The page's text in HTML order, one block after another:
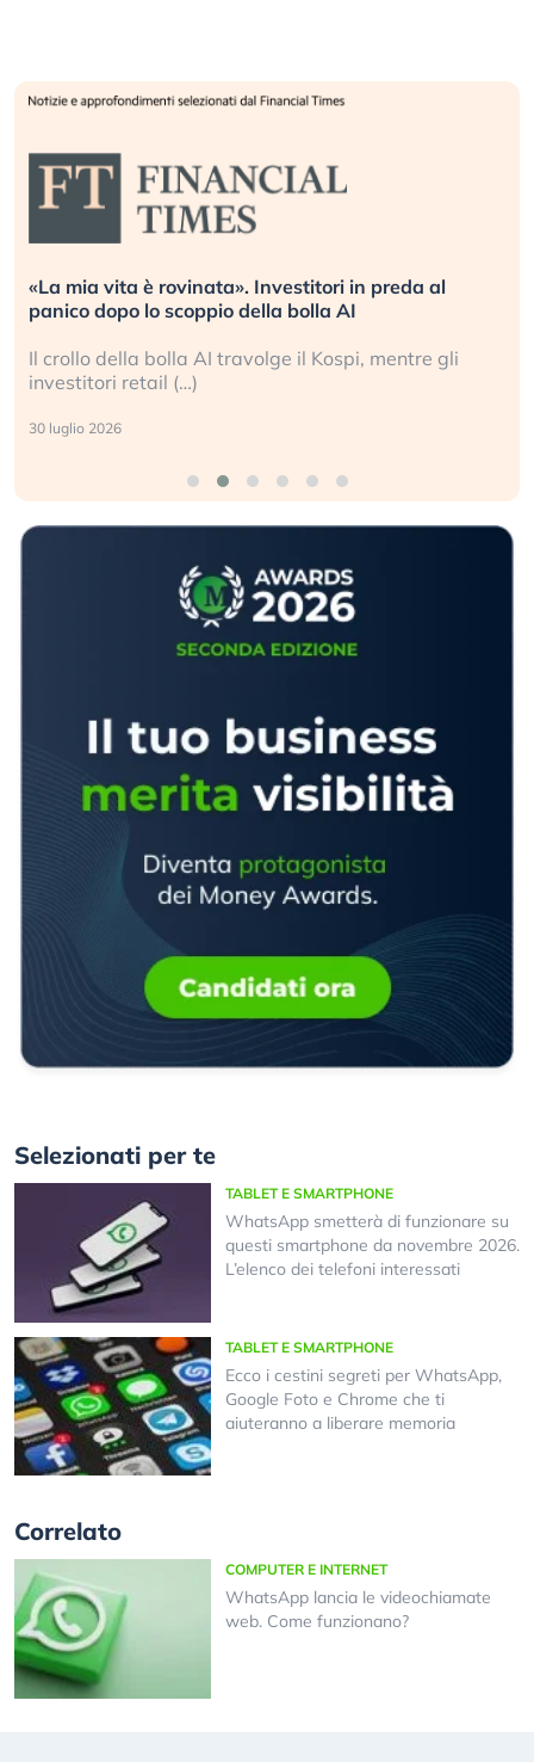
«La mia vita è rovinata». Investitori in preda al
panico dopo lo scoppio della bolla AI
Il crollo della bolla AI travolge il Kospi, mentre gli
investitori retail (…)
30 luglio 2026
Selezionati per te
TABLET E SMARTPHONE
WhatsApp smetterà di funzionare su
questi smartphone da novembre 2026.
L’elenco dei telefoni interessati
TABLET E SMARTPHONE
Ecco i cestini segreti per WhatsApp,
Google Foto e Chrome che ti
aiuteranno a liberare memoria
Correlato
COMPUTER E INTERNET
WhatsApp lancia le videochiamate
web. Come funzionano?